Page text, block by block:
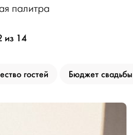
палитра
из 14
гостей Бюджет свадьбы